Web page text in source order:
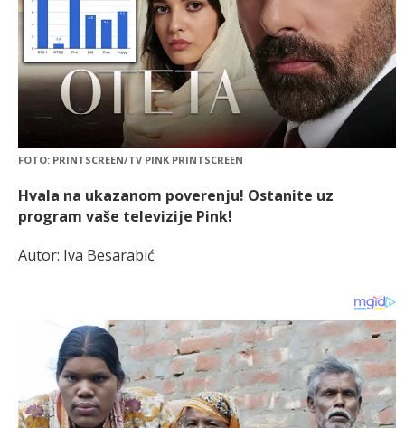
FOTO: PRINTSCREEN/TV PINK PRINTSCREEN
Hvala na ukazanom poverenju! Ostanite uz
program vaše televizije Pink!
Autor: Iva Besarabić